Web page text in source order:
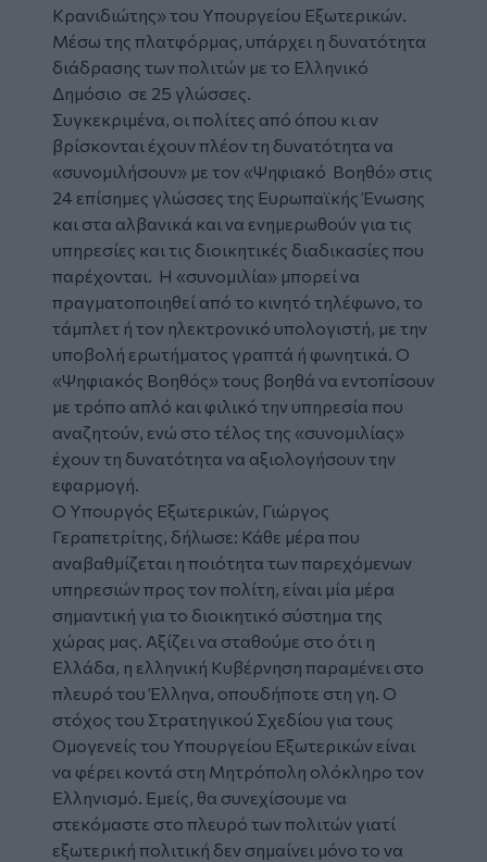
Κρανιδιώτης» του Υπουργείου Εξωτερικών.
Μέσω της πλατφόρμας, υπάρχει η δυνατότητα
διάδρασης των πολιτών με το Ελληνικό
Δημόσιο σε 25 γλώσσες.
Συγκεκριμένα, οι πολίτες από όπου κι αν
βρίσκονται έχουν πλέον τη δυνατότητα να
«συνομιλήσουν» με τον «Ψηφιακό Βοηθό» στις
24 επίσημες γλώσσες της Ευρωπαϊκής Ένωσης
και στα αλβανικά και να ενημερωθούν για τις
υπηρεσίες και τις διοικητικές διαδικασίες που
παρέχονται. Η «συνομιλία» μπορεί να
πραγματοποιηθεί από το κινητό τηλέφωνο, το
τάμπλετ ή τον ηλεκτρονικό υπολογιστή, με την
υποβολή ερωτήματος γραπτά ή φωνητικά. Ο
«Ψηφιακός Βοηθός» τους βοηθά να εντοπίσουν
με τρόπο απλό και φιλικό την υπηρεσία που
αναζητούν, ενώ στο τέλος της «συνομιλίας»
έχουν τη δυνατότητα να αξιολογήσουν την
εφαρμογή.
Ο Υπουργός Εξωτερικών, Γιώργος
Γεραπετρίτης, δήλωσε: Κάθε μέρα που
αναβαθμίζεται η ποιότητα των παρεχόμενων
υπηρεσιών προς τον πολίτη, είναι μία μέρα
σημαντική για το διοικητικό σύστημα της
χώρας μας. Αξίζει να σταθούμε στο ότι η
Ελλάδα, η ελληνική Κυβέρνηση παραμένει στο
πλευρό του Έλληνα, οπουδήποτε στη γη. Ο
στόχος του Στρατηγικού Σχεδίου για τους
Ομογενείς του Υπουργείου Εξωτερικών είναι
να φέρει κοντά στη Μητρόπολη ολόκληρο τον
Ελληνισμό. Εμείς, θα συνεχίσουμε να
στεκόμαστε στο πλευρό των πολιτών γιατί
εξωτερική πολιτική δεν σημαίνει μόνο το να